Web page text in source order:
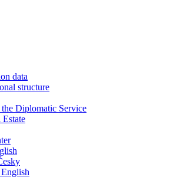
data
structure
Diplomatic Service
English